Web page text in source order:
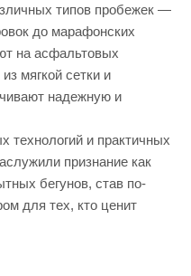
типов пробежек —
до марафонских
на асфальтовых
мягкой сетки и
надежную и
технологий и практичных
признание как
бегунов, став по-
для тех, кто ценит